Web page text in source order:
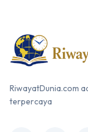
RiwayatDunia.com
terpercaya